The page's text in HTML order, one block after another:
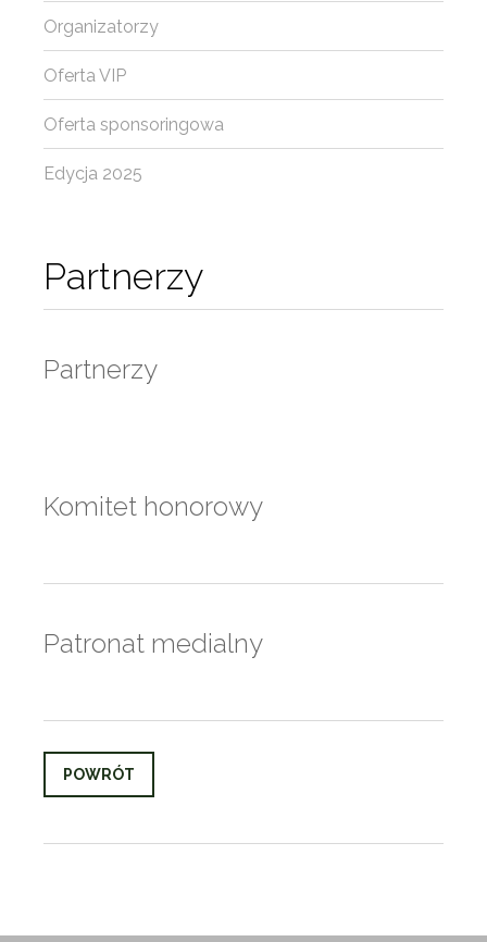
Partnerzy
Partnerzy
Komitet honorowy
Patronat medialny
POWRÓT
Organizatorzy
Oferta VIP
Oferta sponsoringowa
Edycja 2025